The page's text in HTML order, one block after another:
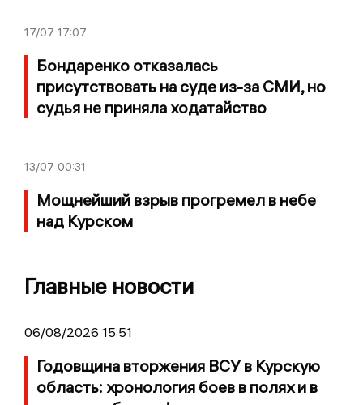
17/07 17:07
Бондаренко отказалась
присутствовать на суде из-за СМИ, но
судья не приняла ходатайство
13/07 00:31
Мощнейший взрыв прогремел в небе
над Курском
Главные новости
06/08/2026 15:51
Годовщина вторжения ВСУ в Курскую
область: хронология боев в полях и в